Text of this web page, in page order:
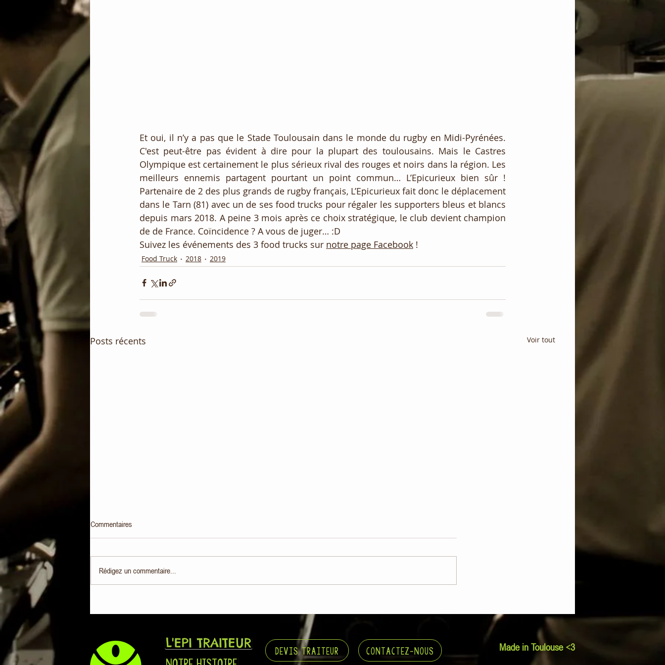
Et oui, il n’y a pas que le Stade Toulousain dans le monde du rugby en Midi-Pyrénées.
C'est peut-être pas évident à dire pour la plupart des toulousains. Mais le Castres
Olympique est certainement le plus sérieux rival des rouges et noirs dans la région. Les
meilleurs ennemis partagent pourtant un point commun… L’Epicurieux bien sûr !
Partenaire de 2 des plus grands de rugby français, L’Epicurieux fait donc le déplacement
dans le Tarn (81) avec un de ses food trucks pour régaler les supporters bleus et blancs
depuis mars 2018. A peine 3 mois après ce choix stratégique, le club devient champion
de de France. Coïncidence ? A vous de juger… :D
Suivez les événements des 3 food trucks sur notre page Facebook !
Food Truck 2018 2019
Posts récents Voir tout
Commentaires
Rédigez un commentaire...
L'EPI TRAITEUR DEVIS TRAITEUR CONTACTEZ-NOUS Made in Toulouse <3